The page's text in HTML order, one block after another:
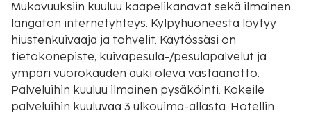
Mukavuuksiin kuuluu kaapelikanavat sekä ilmainen
langaton internetyhteys. Kylpyhuoneesta löytyy
hiustenkuivaaja ja tohvelit. Käytössäsi on
tietokonepiste, kuivapesula-/pesulapalvelut ja
ympäri vuorokauden auki oleva vastaanotto.
Palveluihin kuuluu ilmainen pysäköinti. Kokeile
palveluihin kuuluvaa 3 ulkouima-allasta. Hotellin